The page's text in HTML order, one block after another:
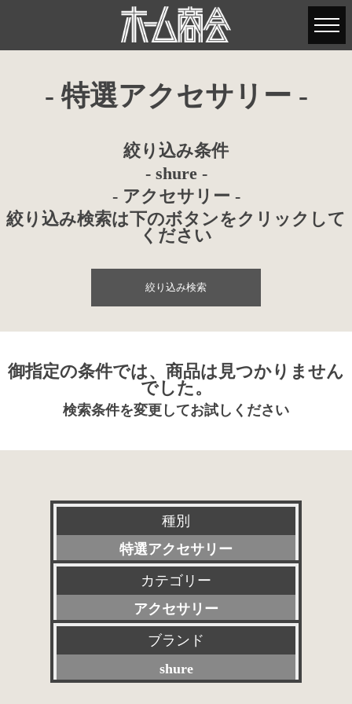
- 特選アクセサリー -
絞り込み条件
- shure -
- アクセサリー -
絞り込み検索は下のボタンをクリックして
ください
絞り込み検索
御指定の条件では、商品は見つかりません
でした。
検索条件を変更してお試しください
種別
特選アクセサリー
新品
委託販売品
特価品
その他委託販売品
カテゴリー
アクセサリー
すべて
プリアンプ
ブランド
shure